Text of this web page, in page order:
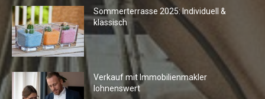
Sommerterrasse 2025: Individuell &
klassisch
Verkauf mit Immobilienmakler
lohnenswert